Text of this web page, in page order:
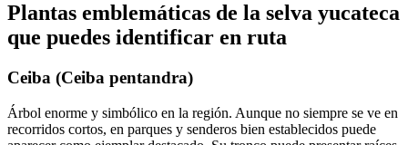
Plantas emblemáticas de la selva yucateca
que puedes identificar en ruta
Ceiba (Ceiba pentandra)
Árbol enorme y simbólico en la región. Aunque no siempre se ve en
recorridos cortos, en parques y senderos bien establecidos puede